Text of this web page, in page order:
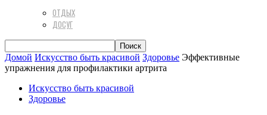
ОТДЫХ
ДОСУГ
Домой Искусство быть красивой Здоровье Эффективные
упражнения для профилактики артрита
Искусство быть красивой
Здоровье